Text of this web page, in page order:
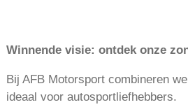
Winnende visie: ontdek onze
Bij AFB Motorsport combineren
ideaal voor autosportliefhebbers.